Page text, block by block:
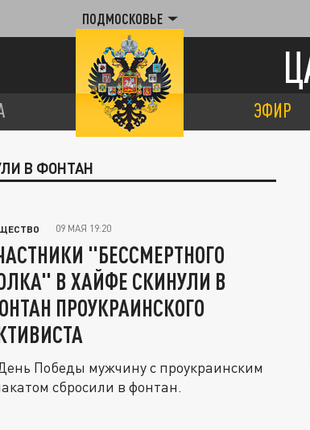
ПОДМОСКОВЬЕ
ЭФИР
В ФОНТАН
09 МАЯ 19:20
"БЕССМЕРТНОГО
В ХАЙФЕ СКИНУЛИ В
ПРОУКРАИНСКОГО
Победы мужчину с проукраинским
сбросили в фонтан.